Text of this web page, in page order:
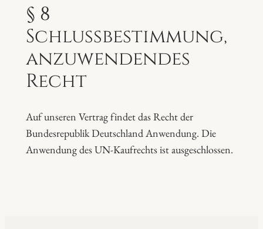
§ 8
Schlussbestimmung,
anzuwendendes
Recht
Auf unseren Vertrag findet das Recht der
Bundesrepublik Deutschland Anwendung. Die
Anwendung des UN-Kaufrechts ist ausgeschlossen.